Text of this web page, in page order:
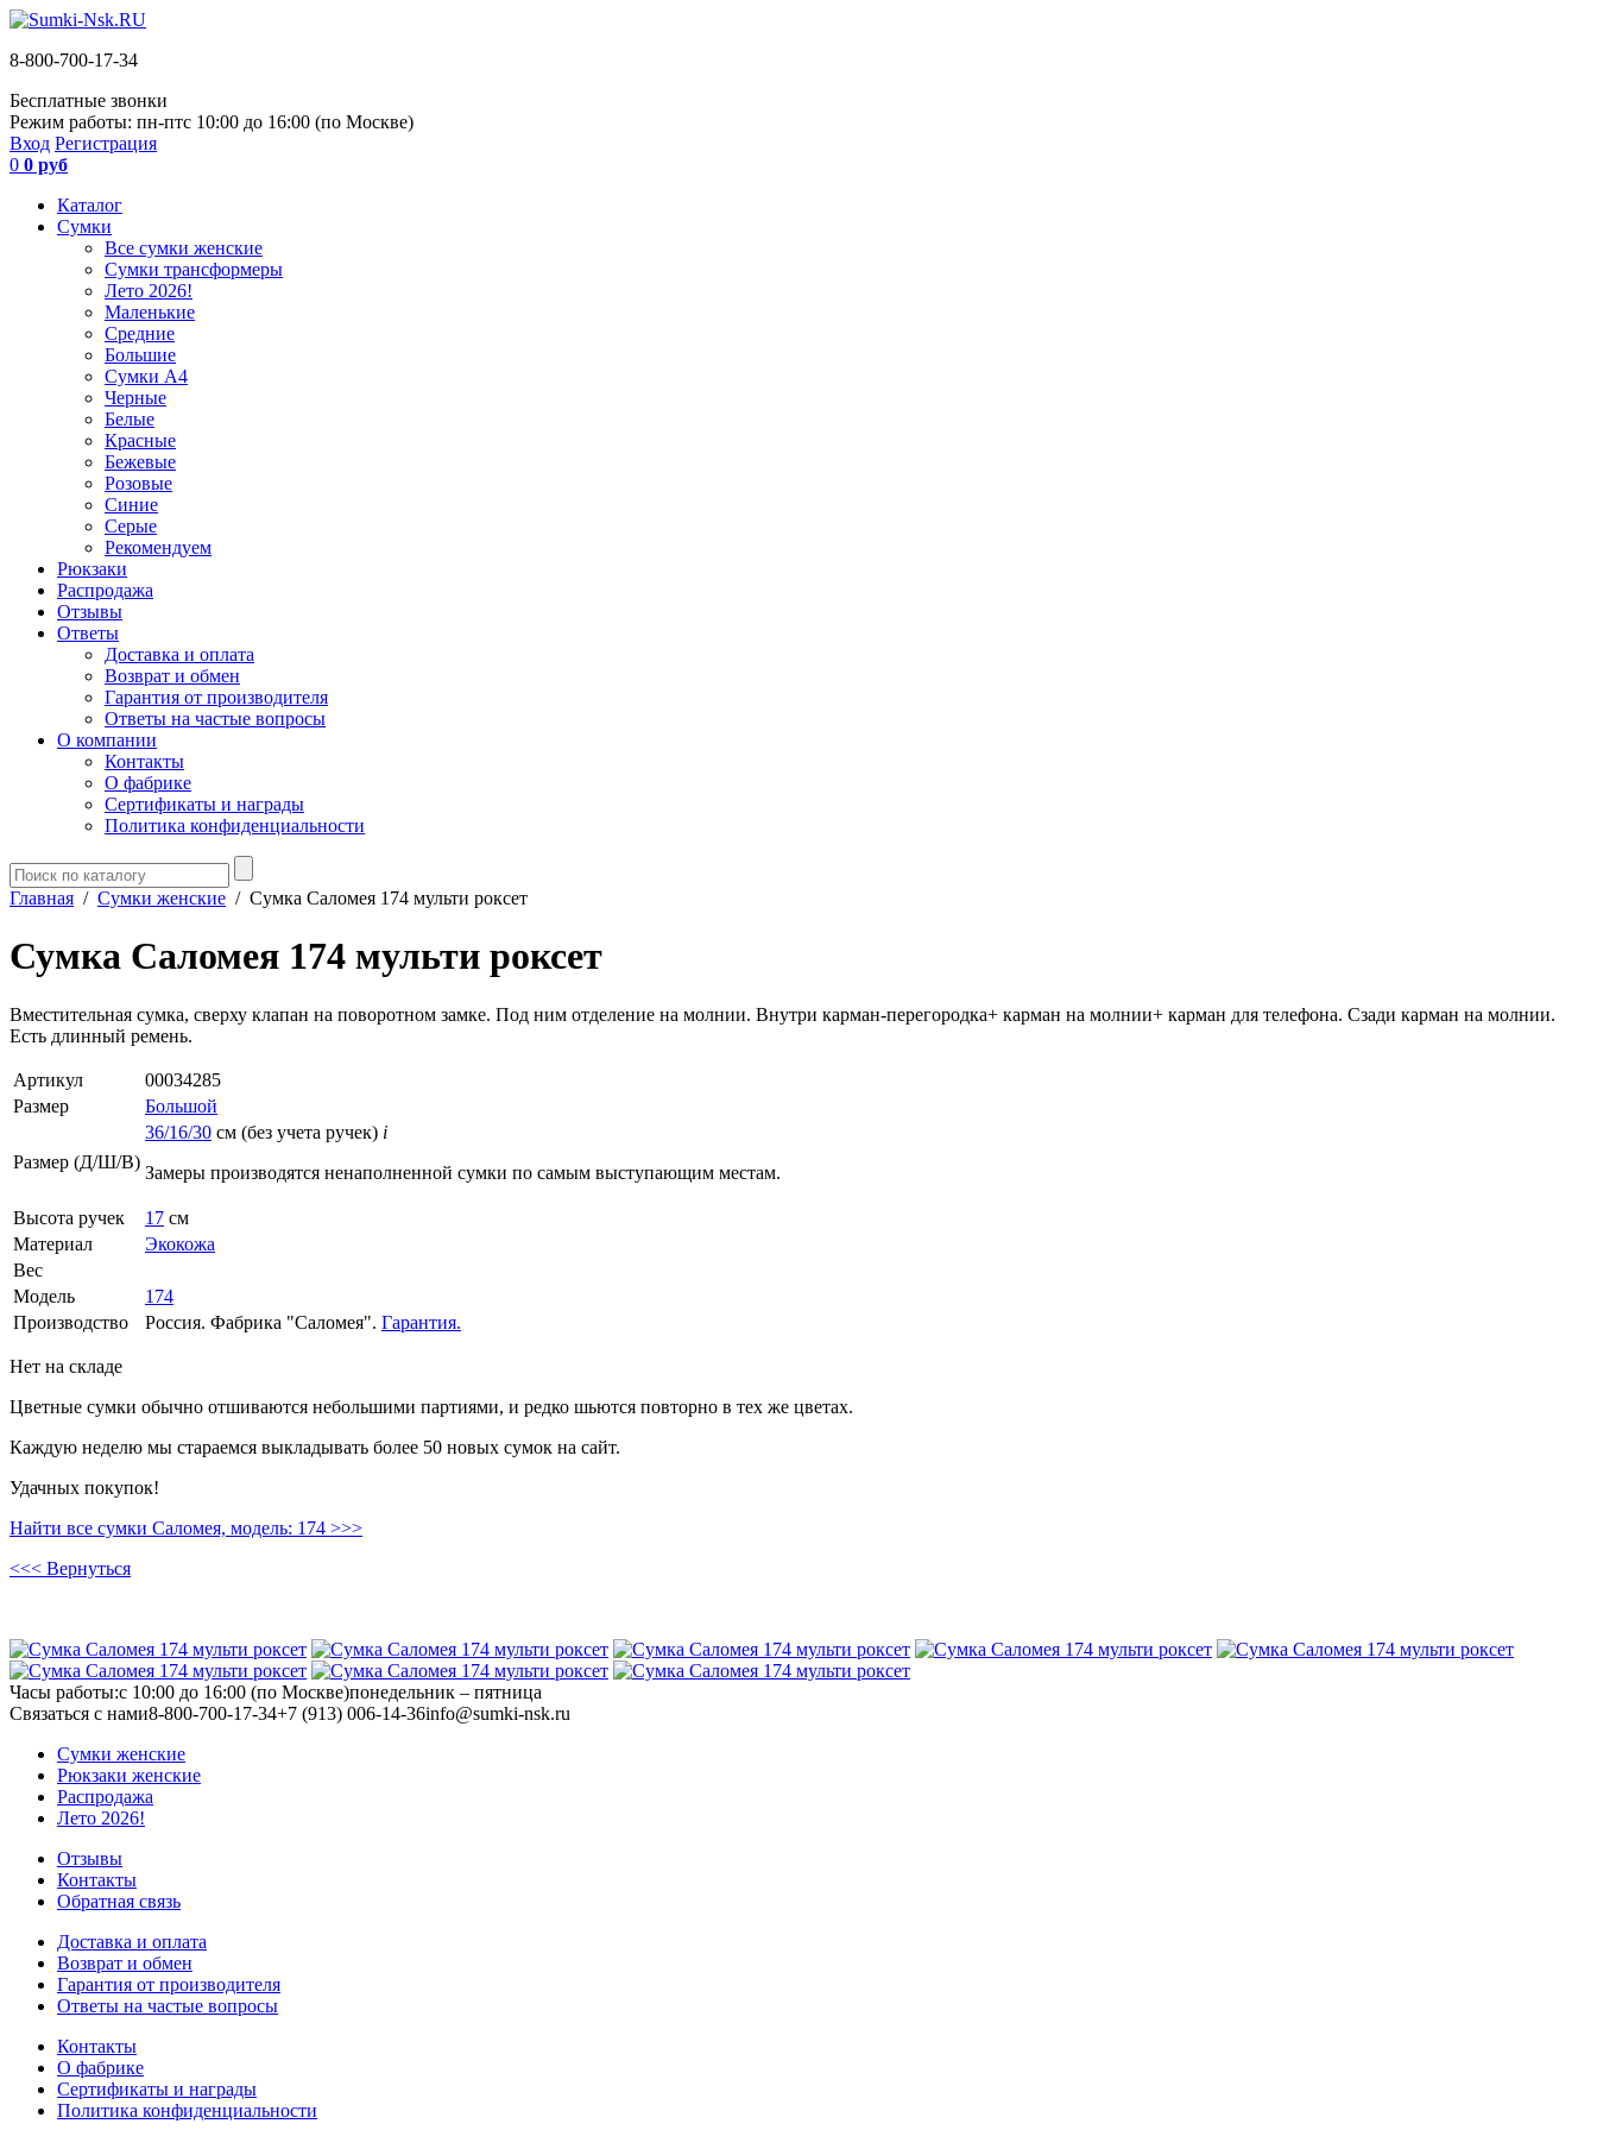
8-800-700-17-34
Бесплатные звонки
Режим работы: пн-птс 10:00 до 16:00 (по Москве)
Вход Регистрация
0 0 руб
Каталог
Сумки
Все сумки женские
Сумки трансформеры
Лето 2026!
Маленькие
Средние
Большие
Сумки А4
Черные
Белые
Красные
Бежевые
Розовые
Синие
Серые
Рекомендуем
Рюкзаки
Распродажа
Отзывы
Ответы
Доставка и оплата
Возврат и обмен
Гарантия от производителя
Ответы на частые вопросы
О компании
Контакты
О фабрике
Сертификаты и награды
Политика конфиденциальности
Главная / Сумки женские / Сумка Саломея 174 мульти роксет
Сумка Саломея 174 мульти роксет
Вместительная сумка, сверху клапан на поворотном замке. Под ним отделение на молнии. Внутри карман-перегородка+ карман на молнии+ карман для телефона. Сзади карман на молнии.
Есть длинный ремень.
Артикул
00034285
Размер
Большой
Размер (Д/Ш/В)
36/16/30 см (без учета ручек) i
Замеры производятся ненаполненной сумки по самым выступающим местам.
Высота ручек 17 см
Материал
Экокожа
Вес
Модель
174
Производство
Россия. Фабрика "Саломея". Гарантия.
Нет на складе
Цветные сумки обычно отшиваются небольшими партиями, и редко шьются повторно в тех же цветах.
Каждую неделю мы стараемся выкладывать более 50 новых сумок на сайт.
Удачных покупок!
Найти все сумки Саломея, модель: 174 >>>
<<< Вернуться
Часы работы:с 10:00 до 16:00 (по Москве)понедельник – пятница
Связаться с нами8-800-700-17-34+7 (913) 006-14-36info@sumki-nsk.ru
Сумки женские
Рюкзаки женские
Распродажа
Лето 2026!
Отзывы
Контакты
Обратная связь
Доставка и оплата
Возврат и обмен
Гарантия от производителя
Ответы на частые вопросы
Контакты
О фабрике
Сертификаты и награды
Политика конфиденциальности